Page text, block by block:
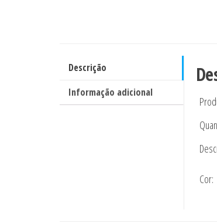
Descrição
Informação adicional
Cor: